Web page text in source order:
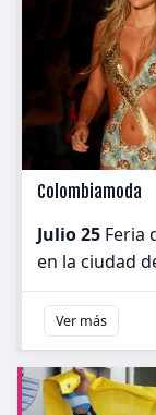
Colombiamoda
Julio 25 Feria
en la ciudad
Ver más